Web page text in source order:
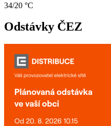
34/20 °C
Odstávky ČEZ